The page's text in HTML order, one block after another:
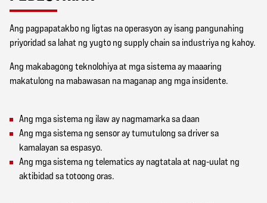
Ang pagpapatakbo ng ligtas na operasyon ay isang pangunahing
priyoridad sa lahat ng yugto ng supply chain sa industriya ng kahoy.
Ang makabagong teknolohiya at mga sistema ay maaaring
makatulong na mabawasan na maganap ang mga insidente.
Ang mga sistema ng ilaw ay nagmamarka sa daan
Ang mga sistema ng sensor ay tumutulong sa driver sa
kamalayan sa espasyo.
Ang mga sistema ng telematics ay nagtatala at nag-uulat ng
aktibidad sa totoong oras.